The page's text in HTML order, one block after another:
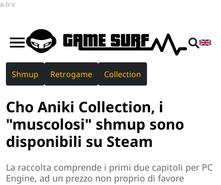
ADV
Shmup Retrogame Collection
Cho Aniki Collection, i
"muscolosi" shmup sono
disponibili su Steam
La raccolta comprende i primi due capitoli per PC
Engine, ad un prezzo non proprio di favore